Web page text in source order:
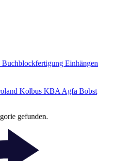
Buchblockfertigung Einhängen
Kolbus KBA Agfa Bobst
gefunden.